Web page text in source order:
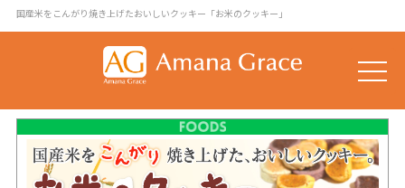
toggle
国産米をこんがり焼き上げたおいしいクッキー「お米のクッキー」